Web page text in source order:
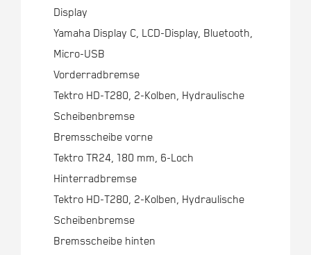
Display
Yamaha Display C, LCD-Display, Bluetooth,
Micro-USB
Vorderradbremse
Tektro HD-T280, 2-Kolben, Hydraulische
Scheibenbremse
Bremsscheibe vorne
Tektro TR24, 180 mm, 6-Loch
Hinterradbremse
Tektro HD-T280, 2-Kolben, Hydraulische
Scheibenbremse
Bremsscheibe hinten